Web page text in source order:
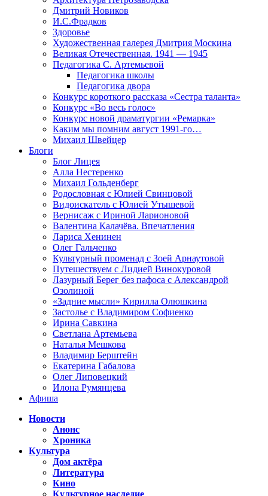
Дмитрий Новиков
И.С.Фрадков
Здоровье
Художественная галерея Дмитрия Москина
Великая Отечественная. 1941 — 1945
Педагогика С. Артемьевой
Педагогика школы
Педагогика двора
Конкурс короткого рассказа «Сестра таланта»
Конкурс «Во весь голос»
Конкурс новой драматургии «Ремарка»
Каким мы помним август 1991-го…
Михаил Швейцер
Блоги
Блог Лицея
Алла Нестеренко
Михаил Гольденберг
Родословная с Юлией Свинцовой
Видоискатель с Юлией Утышевой
Вернисаж с Ириной Ларионовой
Валентина Калачёва. Впечатления
Лариса Хенинен
Олег Гальченко
Культурный променад с Зоей Арнаутовой
Путешествуем с Лидией Винокуровой
Лазурный Берег без пафоса с Александрой
Озолиной
«Задние мысли» Кирилла Олюшкина
Застолье с Владимиром Софиенко
Ирина Савкина
Светлана Артемьева
Наталья Мешкова
Владимир Берштейн
Екатерина Габалова
Олег Липовецкий
Илона Румянцева
Афиша
Новости
Анонс
Хроника
Культура
Дом актёра
Литература
Кино